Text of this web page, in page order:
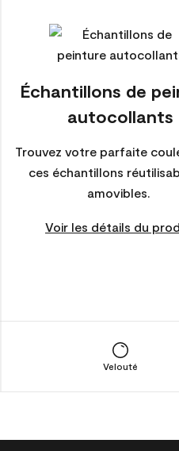
Échantillons de
autocollants
Trouvez votre parfaite
ces échantillons
amovibles.
Voir les détails du
Velouté